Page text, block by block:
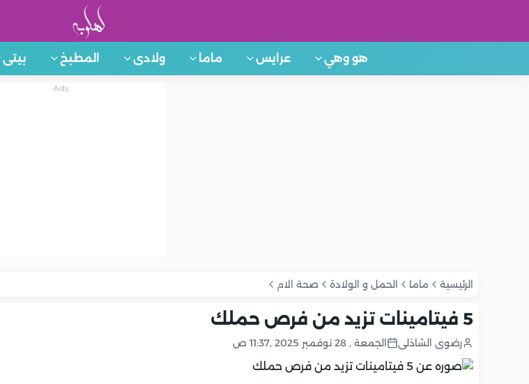
هو وهي عرايس ماما ولادى المطبخ بيتى
الرئيسية ماما الحمل و الولادة صحة الام
5 فيتامينات تزيد من فرص حملك
رضوى الشاذلى الجمعة , 28 نوفمبر 2025 ,11:37 ص